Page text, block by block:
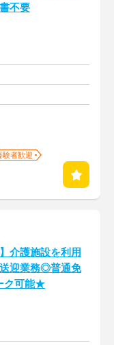
不要
験者歓迎
介護施設を利用
迎業務◎普通免
ク可能★